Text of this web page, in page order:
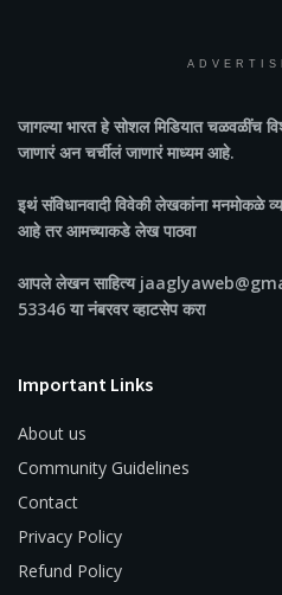
जागल्या भारतहे सोशल मिडियात चळवळींच
जाणारं अन चर्चीलं जाणारं माध्यम आहे.
इथं संविधानवादी विवेकी लेखकांना मनमोकळे
आहे तर आमच्याकडे लेख पाठवा
आपले लेखन साहित्य
53346 या नंबरवर व्हाटसेप करा
Important Links
About us
Community Guidelines
Contact
Privacy Policy
Refund Policy